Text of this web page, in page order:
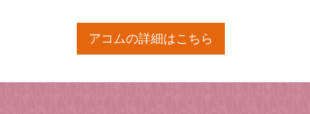
アコムの詳細はこちら